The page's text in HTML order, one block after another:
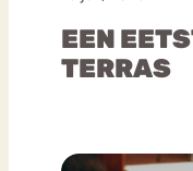
EEN
TERRAS